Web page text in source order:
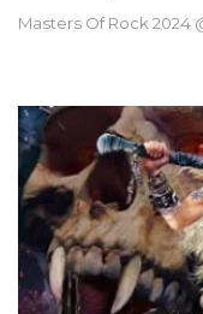
Masters Of Rock 2024